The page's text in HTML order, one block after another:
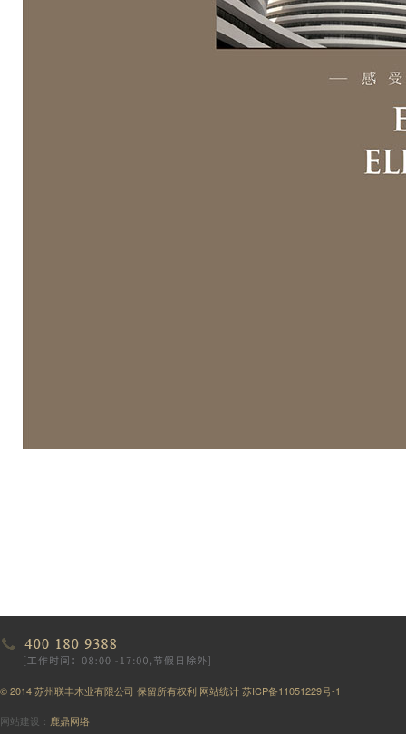
© 2014 苏州联丰木业有限公司 保留所有权利 网站统计苏ICP备11051229号-1
网站建设： 鹿鼎网络